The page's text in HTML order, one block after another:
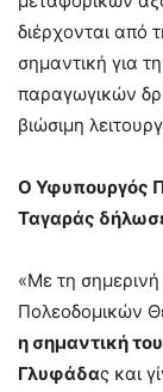
διέρχονται από
σημαντική για
παραγωγικών
βιώσιμη
Ο Υφυπουργός
Ταγαράς
«Με τη
Πολεοδομικών
η σημαντική
Γλυφάδας και